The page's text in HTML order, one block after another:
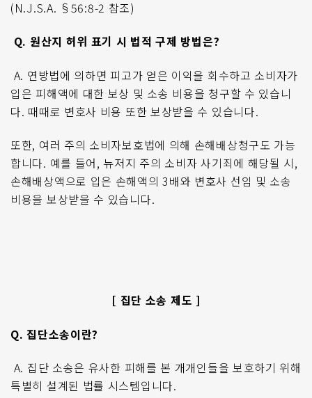
(N.J.S.A. §56:8-2 참조)
Q. 원산지 허위 표기 시 법적 구제 방법은?
A. 연방법에 의하면 피고가 얻은 이익을 회수하고 소비자가
입은 피해액에 대한 보상 및 소송 비용을 청구할 수 있습니
다. 때때로 변호사 비용 또한 보상받을 수 있습니다.
또한, 여러 주의 소비자보호법에 의해 손해배상청구도 가능
합니다. 예를 들어,뉴저지 주의 소비자 사기죄에 해당될 시,
손해배상액으로 입은 손해액의3배와 변호사 선임 및 소송
비용을 보상받을 수 있습니다.
[ 집단 소송 제도 ]
Q. 집단소송이란?
A. 집단 소송은 유사한 피해를 본 개개인들을 보호하기 위해
특별히 설계된 법률 시스템입니다.